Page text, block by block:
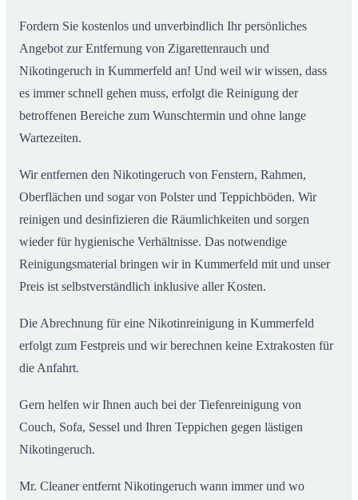
Fordern Sie kostenlos und unverbindlich Ihr persönliches
Angebot zur Entfernung von Zigarettenrauch und
Nikotingeruch in Kummerfeld an! Und weil wir wissen, dass
es immer schnell gehen muss, erfolgt die Reinigung der
betroffenen Bereiche zum Wunschtermin und ohne lange
Wartezeiten.
Wir entfernen den Nikotingeruch von Fenstern, Rahmen,
Oberflächen und sogar von Polster und Teppichböden. Wir
reinigen und desinfizieren die Räumlichkeiten und sorgen
wieder für hygienische Verhältnisse. Das notwendige
Reinigungsmaterial bringen wir in Kummerfeld mit und unser
Preis ist selbstverständlich inklusive aller Kosten.
Die Abrechnung für eine Nikotinreinigung in Kummerfeld
erfolgt zum Festpreis und wir berechnen keine Extrakosten für
die Anfahrt.
Gern helfen wir Ihnen auch bei der Tiefenreinigung von
Couch, Sofa, Sessel und Ihren Teppichen gegen lästigen
Nikotingeruch.
Mr. Cleaner entfernt Nikotingeruch wann immer und wo